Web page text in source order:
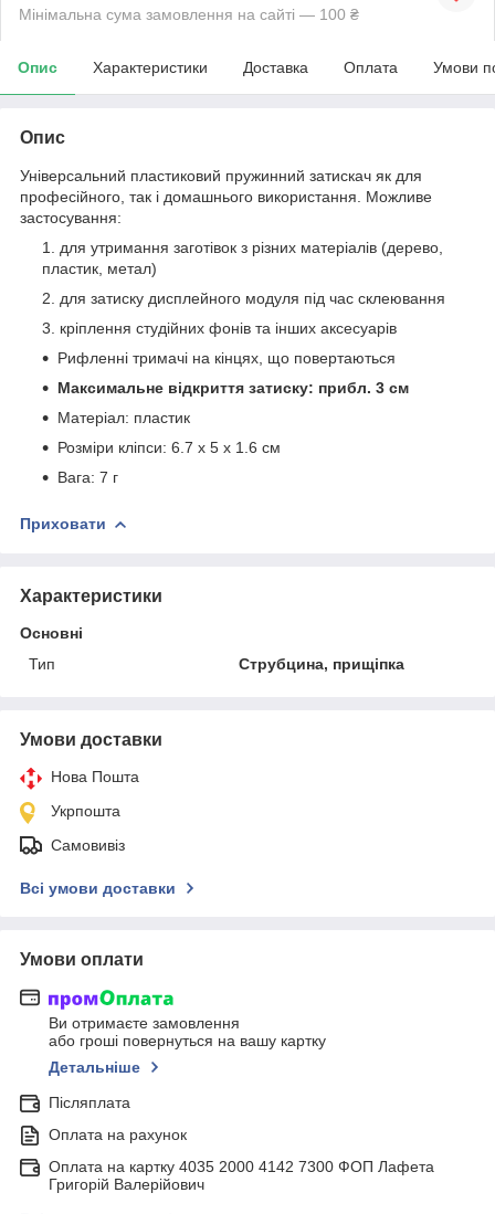
Мінімальна сума замовлення на сайті — 100 ₴
Опис Характеристики Доставка Оплата Умови
Опис
Універсальний пластиковий пружинний затискач як для
професійного, так і домашнього використання. Можливе
застосування:
для утримання заготівок з різних матеріалів (дерево,
пластик, метал)
для затиску дисплейного модуля під час склеювання
кріплення студійних фонів та інших аксесуарів
Рифленні тримачі на кінцях, що повертаються
Максимальне відкриття затиску: прибл. 3 см
Матеріал: пластик
Розміри кліпси: 6.7 х 5 х 1.6 см
Вага: 7 г
Приховати
Характеристики
Основні
Тип
Струбцина, прищіпка
Умови доставки
Нова Пошта
Укрпошта
Самовивіз
Всі умови доставки
Умови оплати
Ви отримаєте замовлення
або гроші повернуться на вашу картку
Детальніше
Післяплата
Оплата на рахунок
Оплата на картку 4035 2000 4142 7300 ФОП Лафета
Григорій Валерійович